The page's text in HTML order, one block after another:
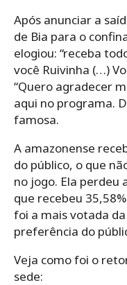
Após anunciar a
de Bia para o
elogiou: “receba
você Ruivinha (…)
“Quero agradecer
aqui no programa.
famosa.
A amazonense
do público, o que
no jogo. Ela perdeu
que recebeu
foi a mais votada
preferência do
Veja como foi o
sede: